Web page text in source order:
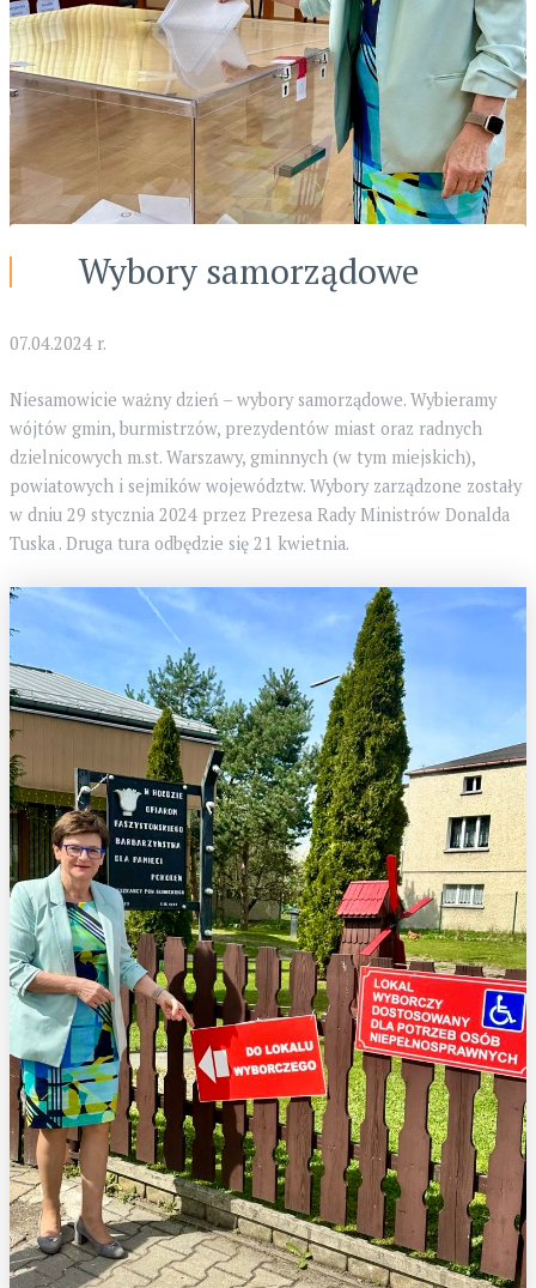
Wybory samorządowe
07.04.2024 r.
Niesamowicie ważny dzień – wybory samorządowe. Wybieramy
wójtów gmin, burmistrzów, prezydentów miast oraz radnych
dzielnicowych m.st. Warszawy, gminnych (w tym miejskich),
powiatowych i sejmików województw. Wybory zarządzone zostały
w dniu 29 stycznia 2024 przez Prezesa Rady Ministrów Donalda
Tuska . Druga tura odbędzie się 21 kwietnia.